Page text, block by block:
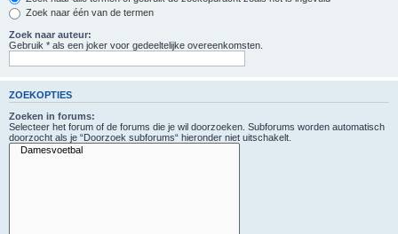
Zoek naar één van de termen
Zoek naar auteur:
Gebruik * als een joker voor gedeeltelijke overeenkomsten.
ZOEKOPTIES
Zoeken in forums:
Selecteer het forum of de forums die je wil doorzoeken. Subforums worden automatisch
doorzocht als je “Doorzoek subforums“ hieronder niet uitschakelt.